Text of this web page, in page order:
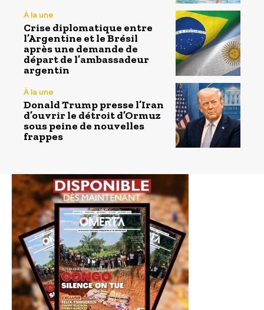
À la une
Crise diplomatique entre
l’Argentine et le Brésil
après une demande de
départ de l’ambassadeur
argentin
À la une
Donald Trump presse l’Iran
d’ouvrir le détroit d’Ormuz
sous peine de nouvelles
frappes